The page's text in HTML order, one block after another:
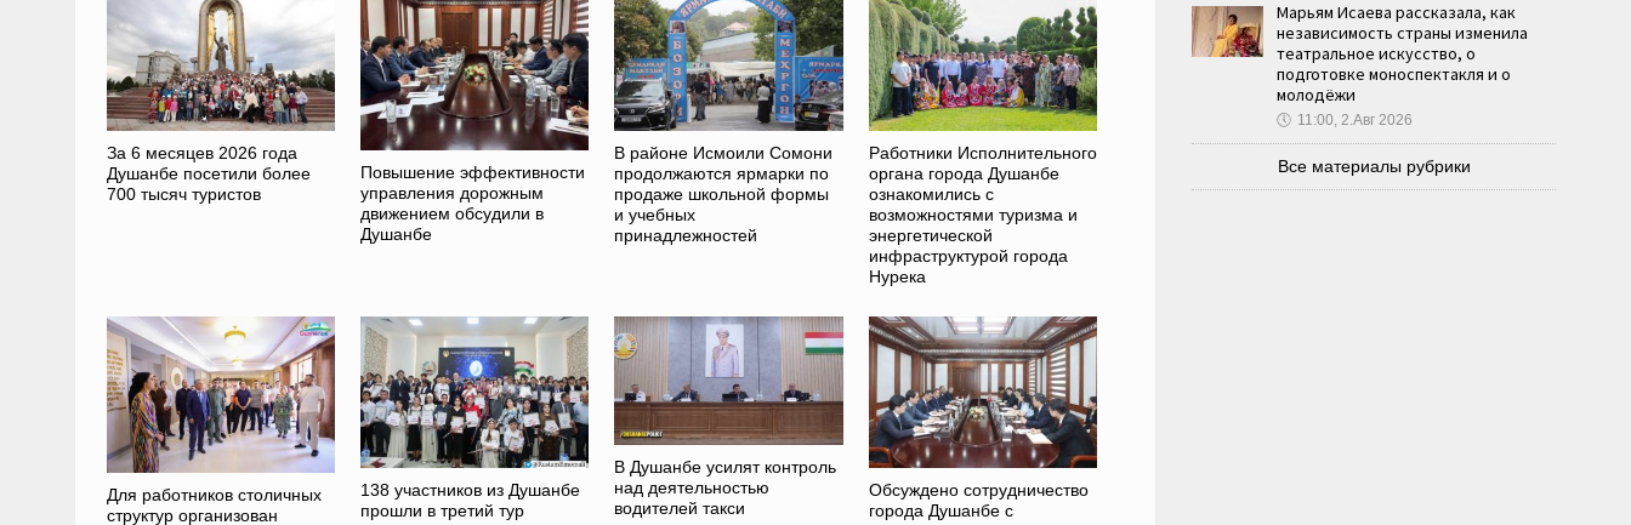
За 6 месяцев 2026 года
Душанбе посетили более
700 тысяч туристов
Повышение эффективности
управления дорожным
движением обсудили в
Душанбе
В районе Исмоили Сомони
продолжаются ярмарки по
продаже школьной формы
и учебных
принадлежностей
Работники Исполнительного
органа города Душанбе
ознакомились с
возможностями туризма и
энергетической
инфраструктурой города
Нурека
Для работников столичных
структур организован
138 участников из Душанбе
прошли в третий тур
В Душанбе усилят контроль
над деятельностью
водителей такси
Обсуждено сотрудничество
города Душанбе с
Марьям Исаева рассказала, как
независимость страны изменила
театральное искусство, о
подготовке моноспектакля и о
молодёжи
🕔 11:00, 2.Авг 2026
Все материалы рубрики